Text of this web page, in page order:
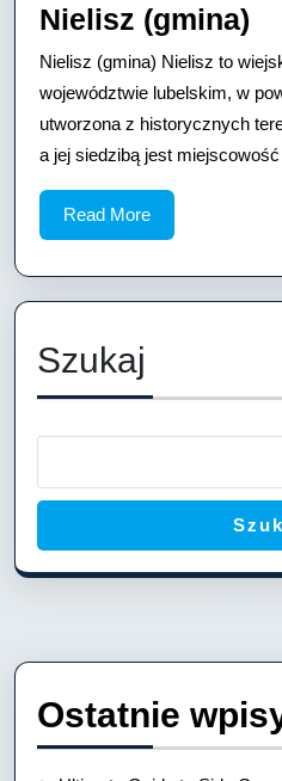
Nielisz (gmina)
Nielisz (gmina) Nielisz to
województwie lubelskim, w
utworzona z historycznych
a jej siedzibą jest
Read MoreRead
More
Szukaj
Ostatnie